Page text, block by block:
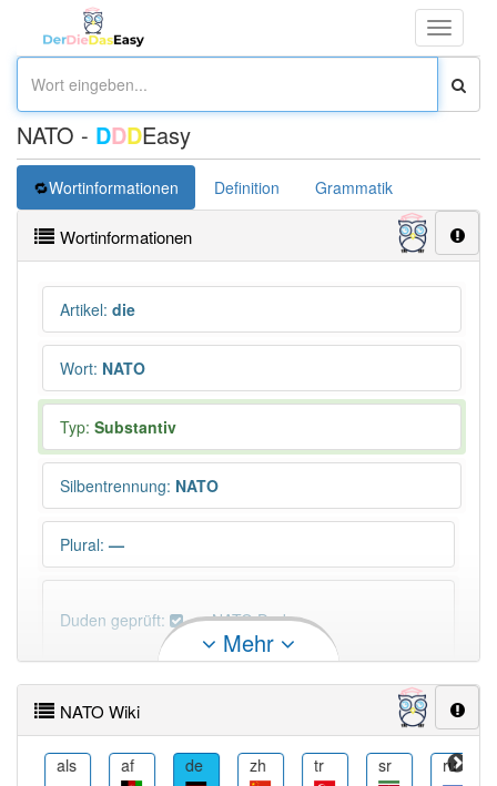
Toggle
NATO - DDDEasy
Wortinformationen Definition Grammatik
Wortinformationen
Artikel: die
Wort: NATO
Typ: Substantiv
Silbentrennung: NATO
Plural: —
Duden geprüft: NATO Duden
Wortversion:Nato
Mehr
NATO Wiki